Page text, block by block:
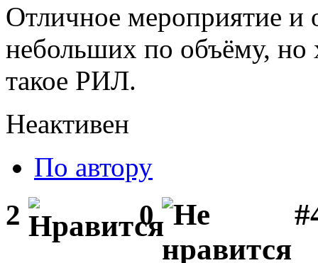
Отличное мероприятие и
небольших по объёму,
такое РИЛ.
Неактивен
По автору
2 0